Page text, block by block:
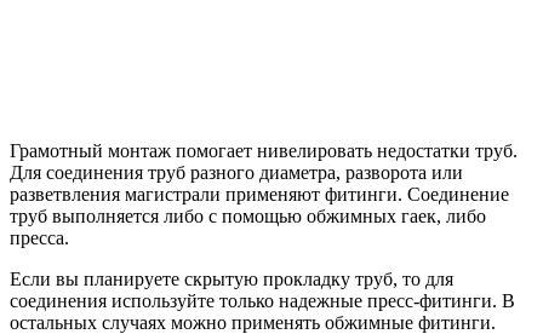
Грамотный монтаж помогает нивелировать недостатки труб.
Для соединения труб разного диаметра, разворота или
разветвления магистрали применяют фитинги. Соединение
труб выполняется либо с помощью обжимных гаек, либо
пресса.
Если вы планируете скрытую прокладку труб, то для
соединения используйте только надежные пресс-фитинги. В
остальных случаях можно применять обжимные фитинги.